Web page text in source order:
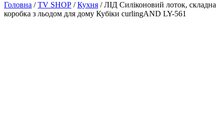
Головна /TV SHOP /Кухня / ЛІД Силіконовий лоток, складна
коробка з льодом для дому Кубіки curlingAND LY-561